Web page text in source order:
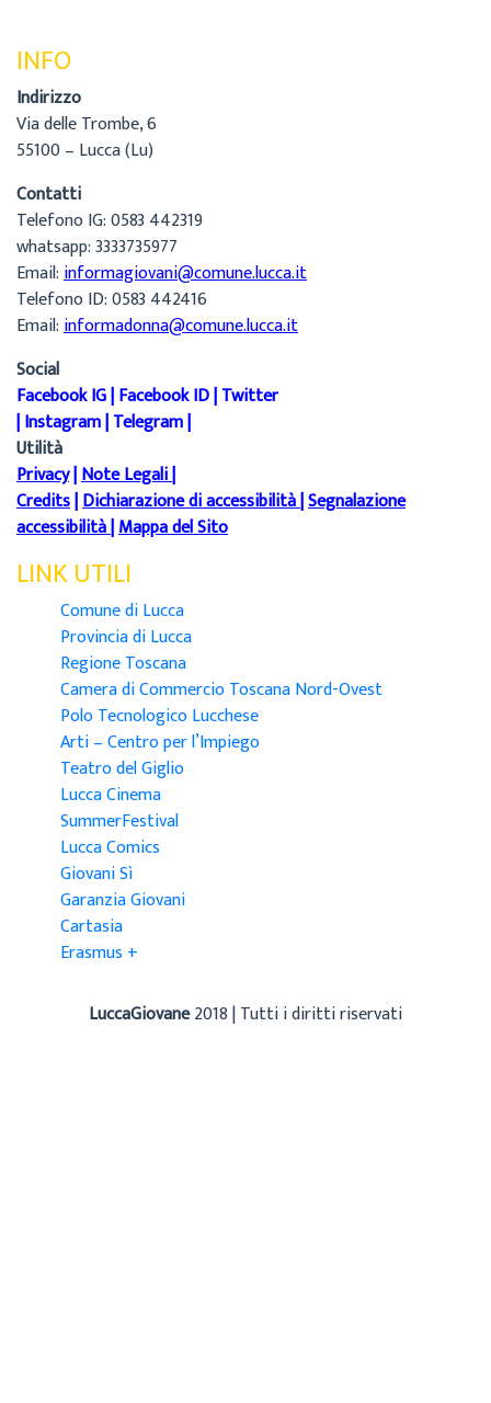
INFO
Indirizzo
Via delle Trombe, 6
55100 – Lucca (Lu)
Contatti
Telefono IG: 0583 442319
whatsapp: 3333735977
Email:informagiovani@comune.lucca.it
Telefono ID: 0583 442416
Email:informadonna@comune.lucca.it
Social
Facebook IG|Facebook ID|Twitter
|Instagram|Telegram|
Utilità
Privacy|Note Legali|
Credits|Dichiarazione di accessibilità|Segnalazione
accessibilità|Mappa del Sito
LINK UTILI
Comune di Lucca
Provincia di Lucca
Regione Toscana
Camera di Commercio Toscana Nord-Ovest
Polo Tecnologico Lucchese
Arti – Centro per l’Impiego
Teatro del Giglio
Lucca Cinema
SummerFestival
Lucca Comics
Giovani Sì
Garanzia Giovani
Cartasia
Erasmus +
LuccaGiovane2018 | Tutti i diritti riservati